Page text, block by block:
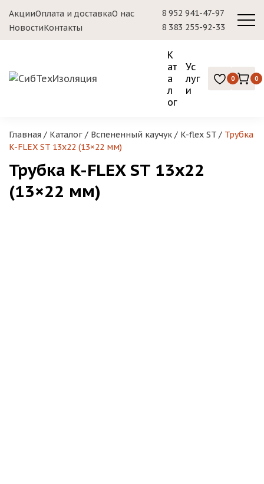
АкцииОплата и доставкаО нас
НовостиКонтакты
8 952 941-47-97
8 383 255-92-33
К
ат
а
л
ог
Ус
луг
и
0 0
Главная / Каталог / Вспененный каучук / K-flex ST / Трубка
K-FLEX ST 13х22 (13×22 мм)
Трубка K-FLEX ST 13х22
(13×22 мм)